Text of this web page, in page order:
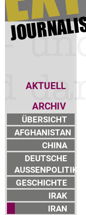
AKTUELL
ARCHIV
ÜBERSICHT
AFGHANISTAN
CHINA
DEUTSCHE
AUSSENPOLITIK
GESCHICHTE
IRAK
IRAN